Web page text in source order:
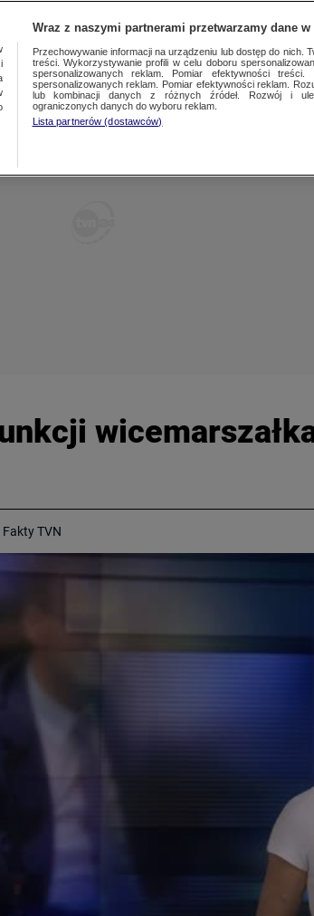
FAKTY O ŚWIECIE
Fakty TVN
Wraz z naszymi partnerami przetwarzamy dane
Przechowywanie informacji na urządzeniu lub dostęp do nich.
treści. Wykorzystywanie profili w celu doboru
spersonalizowanych reklam. Pomiar efektywności
spersonalizowanych reklam. Pomiar efektywności reklam.
lub kombinacji danych z różnych źródeł. Rozwój i
ograniczonych danych do wyboru reklam.
Lista partnerów (dostawców)